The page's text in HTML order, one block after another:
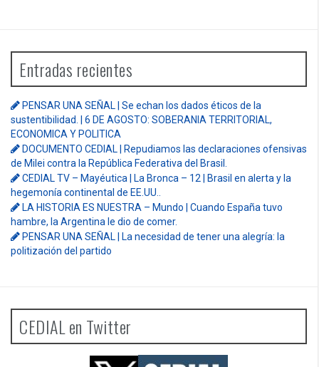
Uncategorized
Visión Regional
Zona Debate
Entradas recientes
PENSAR UNA SEÑAL | Se echan los dados éticos de la
sustentibilidad. | 6 DE AGOSTO: SOBERANIA TERRITORIAL,
ECONOMICA Y POLITICA
DOCUMENTO CEDIAL | Repudiamos las declaraciones ofensivas
hambre, la Argentina le dio de comer.
PENSAR UNA SEÑAL | La necesidad de tener una alegría: la
politización del partido